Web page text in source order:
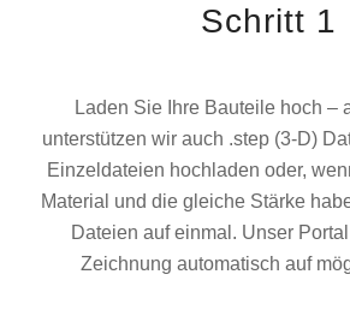
Schritt 1
Laden Sie Ihre Bauteile hoch –
unterstützen wir auch .step (3-D)
Einzeldateien hochladen oder,
Material und die gleiche Stärke
Dateien auf einmal. Unser
Zeichnung automatisch auf